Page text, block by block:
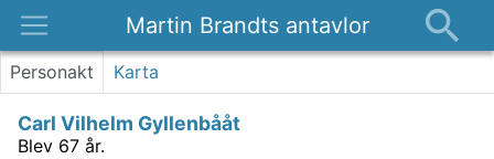
Martin Brandts antavlor
Platser
Om
Personakt Karta
Carl Vilhelm Gyllenbååt
Blev 67 år.